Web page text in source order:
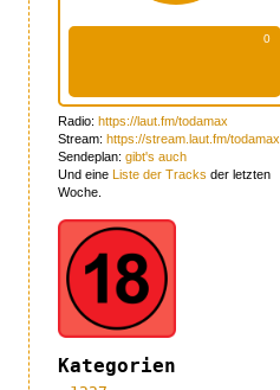
Radio: https://laut.fm/todamax
Stream: https://stream.laut.fm/todamax
Sendeplan: gibt's auch
Und eine Liste der Tracks der letzten
Woche.
Kategorien